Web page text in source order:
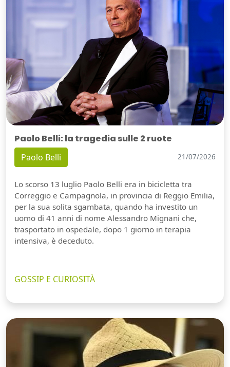
Paolo Belli: la tragedia sulle 2 ruote
Paolo Belli 21/07/2026
Lo scorso 13 luglio Paolo Belli era in bicicletta tra
Correggio e Campagnola, in provincia di Reggio Emilia,
per la sua solita sgambata, quando ha investito un
uomo di 41 anni di nome Alessandro Mignani che,
trasportato in ospedale, dopo 1 giorno in terapia
intensiva, è deceduto.
GOSSIP E CURIOSITÀ